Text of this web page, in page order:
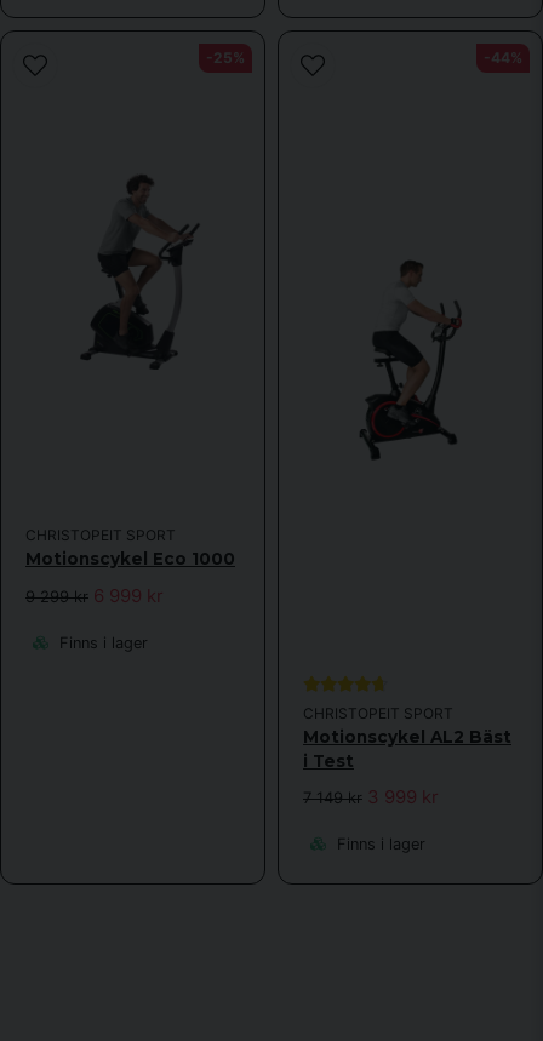
CHRISTOPEIT SPORT
Motionscykel Eco 1000
9 299 kr 6 999 kr
Finns i lager
-25%
CHRISTOPEIT SPORT
Motionscykel AL2 Bäst
i Test
7 149 kr 3 999 kr
Finns i lager
-44%